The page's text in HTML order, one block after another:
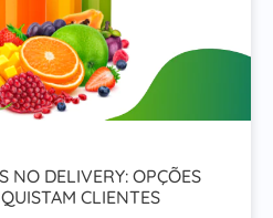
NO DELIVERY: OPÇÕES
CLIENTES